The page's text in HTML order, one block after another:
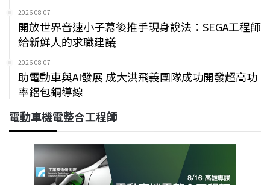
2026-08-07
開放世界音速小子幕後推手現身說法：SEGA工程師
給新鮮人的求職建議
2026-08-07
助電動車與AI發展 成大洪飛義團隊成功開發超高功
率鋁包銅導線
電動車機電整合工程師